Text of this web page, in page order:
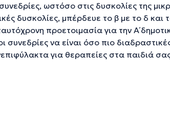
ωστόσο στις δυσκολίες της
δυσκολίες, μπέρδευε το β με το δ και
προετοιμασία για την Α΄
συνεδρίες να είναι όσο πιο
για θεραπείες στα παιδιά